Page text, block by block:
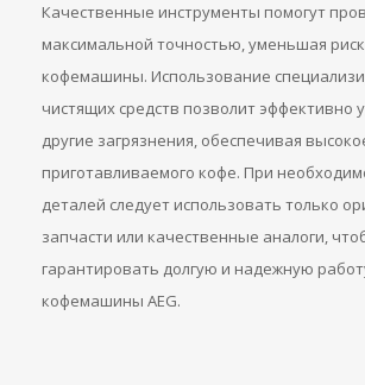
Качественные инструменты помогут
максимальной точностью, уменьшая
кофемашины. Использование
чистящих средств позволит эффективно
другие загрязнения, обеспечивая
приготавливаемого кофе. При
деталей следует использовать только
запчасти или качественные аналоги,
гарантировать долгую и надежную
кофемашины AEG.